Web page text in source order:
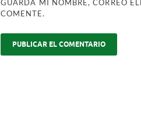
GUARDA MI NOMBRE, CORREO
COMENTE.